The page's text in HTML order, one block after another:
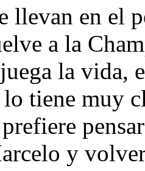
llevan en el
a la
la vida,
tiene muy
y